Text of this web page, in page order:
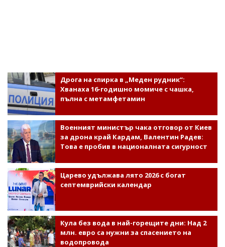
Дрога на спирка в „Меден рудник“:
Хванаха 16-годишно момиче с чашка,
пълна с метамфетамин
Военният министър чака отговор от Киев
за дрона край Кардам, Валентин Радев:
Това е пробив в националната сигурност
Царево удължава лято 2026 с богат
септемврийски календар
Кула без вода в най-горещите дни: Над 2
млн. евро са нужни за спасението на
водопровода